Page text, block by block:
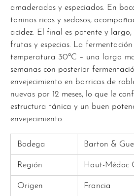
amaderados y especiados. En
taninos ricos y sedosos,
acidez. El final es potente y
frutas y especias. La
temperatura 30ºC – una larga
semanas con posterior
envejecimiento en barricas de
nuevas por 12 meses, lo que le
estructura tánica y un buen
envejecimiento.
Bodega Barton &
Región Haut-Médoc
Origen Francia